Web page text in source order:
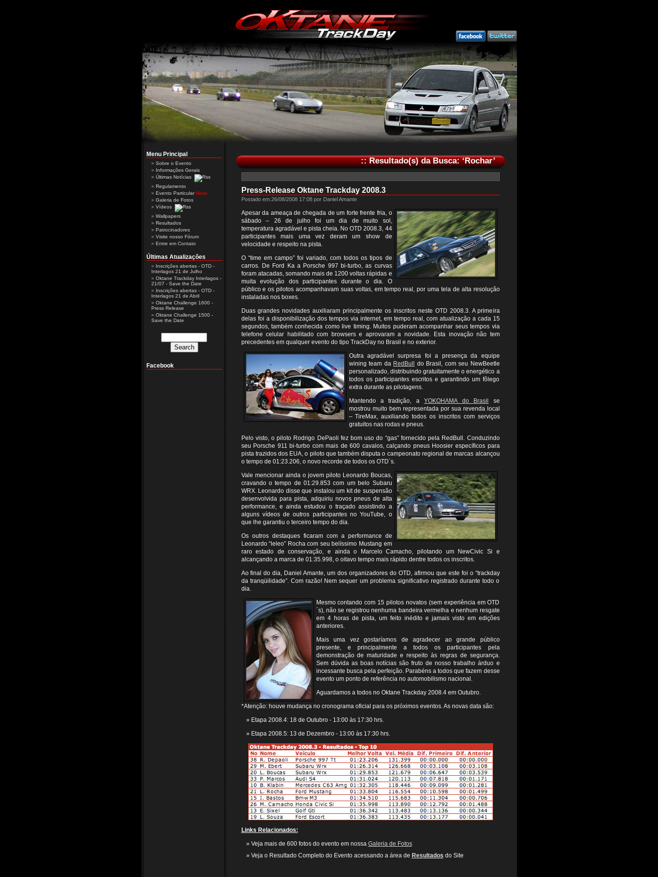
:: Resultado(s) da Busca: ‘Rochar’
Press-Release Oktane Trackday 2008.3
Postado em:26/08/2008 17:08 por Daniel Amante
Apesar da ameaça de chegada de um forte frente fria, o
sábado – 26 de julho foi um dia de muito sol,
temperatura agradável e pista cheia. No OTD 2008.3, 44
participantes mais uma vez deram um show de
velocidade e respeito na pista.
O “time em campo” foi variado, com todos os tipos de
carros. De Ford Ka a Porsche 997 bi-turbo, as curvas
foram atacadas, somando mais de 1200 voltas rápidas e
muita evolução dos participantes durante o dia. O
público e os pilotos acompanhavam suas voltas, em tempo real, por uma tela de alta resolução
instaladas nos boxes.
Duas grandes novidades auxiliaram principalmente os inscritos neste OTD 2008.3. A primeira
delas foi a disponibilização dos tempos via internet, em tempo real, com atualização a cada 15
segundos, também conhecida como live timing. Muitos puderam acompanhar seus tempos via
telefone celular habilitado com browsers e aprovaram a novidade. Esta inovação não tem
precedentes em qualquer evento do tipo TrackDay no Brasil e no exterior.
Outra agradável surpresa foi a presença da equipe
wining team da RedBull
do Brasil, com seu NewBeetle
personalizado, distribuindo gratuitamente o energético a
todos os participantes escritos e garantindo um fôlego
extra durante as pilotagens.
Mantendo a tradição, aYOKOHAMA do Brasil
se
mostrou muito bem representada por sua revenda local
– TireMax, auxiliando todos os inscritos com serviços
gratuitos nas rodas e pneus.
Pelo visto, o piloto Rodrigo DePaoli fez bom uso do “gas” fornecido pela RedBull. Conduzindo
seu Porsche 911 bi-turbo com mais de 600 cavalos, calçando pneus Hoosier específicos para
pista trazidos dos EUA, o piloto que também disputa o campeonato regional de marcas alcançou
o tempo de 01:23.206, o novo recorde de todos os OTD´s.
Vale mencionar ainda o jovem piloto Leonardo Boucas,
cravando o tempo de 01:29.853 com um belo Subaru
WRX. Leonardo disse que instalou um kit de suspensão
desenvolvida para pista, adquiriu novos pneus de alta
performance, e ainda estudou o traçado assistindo a
alguns vídeos de outros participantes no YouTube, o
que lhe garantiu o terceiro tempo do dia.
Os outros destaques ficaram com a performance de
Leonardo “leleo” Rocha com seu belíssimo Mustang em
raro estado de conservação, e ainda o Marcelo Camacho, pilotando um NewCivic Si e
alcançando a marca de 01:35.998, o oitavo tempo mais rápido dentre todos os inscritos.
Ao final do dia, Daniel Amante, um dos organizadores do OTD, afirmou que este foi o “trackday
da tranqüilidade”. Com razão! Nem sequer um problema significativo registrado durante todo o
dia.
Mesmo contando com 15 pilotos novatos (sem experiência em OTD
´s), não se registrou nenhuma bandeira vermelha e nenhum resgate
em 4 horas de pista, um feito inédito e jamais visto em edições
anteriores.
Mais uma vez gostaríamos de agradecer ao grande público
presente, e principalmente a todos os participantes pela
demonstração de maturidade e respeito às regras de segurança.
Sem dúvida as boas notícias são fruto de nosso trabalho árduo e
incessante busca pela perfeição. Parabéns a todos que fazem desse
evento um ponto de referência no automobilismo nacional.
Aguardamos a todos no Oktane Trackday 2008.4 em Outubro.
*Atenção: houve mudança no cronograma oficial para os próximos eventos. As novas data são:
Etapa 2008.4: 18 de Outubro - 13:00 às 17:30 hrs.
Etapa 2008.5: 13 de Dezembro - 13:00 às 17:30 hrs.
Links Relacionados:
Veja mais de 600 fotos do evento em nossa Galeria de Fotos
Veja o Resultado Completo do Evento acessando a área de Resultados do Site
Menu Principal
Sobre o Evento
Informações Gerais
Últimas Notícias
Regulamento
Evento ParticularNovo
Galeria de Fotos
Vídeos
Wallpapers
Resultados
Patrocinadores
Visite nosso Fórum
Entre em Contato
Últimas Atualizações
Inscrições abertas - OTD -
Interlagos 21 de Julho
Oktane Trackday Interlagos -
21/07 - Save the Date
Inscrições abertas - OTD -
Interlagos 21 de Abril
Oktane Challenge 1600 -
Press Release
Oktane Challenge 1500 -
Save the Date
Facebook